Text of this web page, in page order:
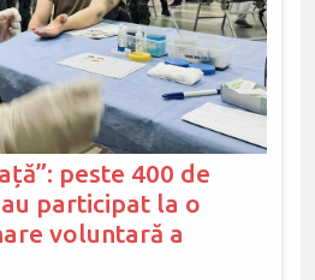
peste 400 de
participat la o
voluntară a